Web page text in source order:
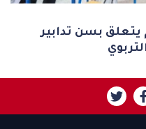
بسن تدابير